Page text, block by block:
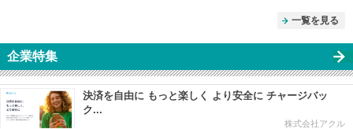
一覧を見る
企業特集
決済を自由に もっと楽しく より安全に チャージバッ
ク...
株式会社アクル